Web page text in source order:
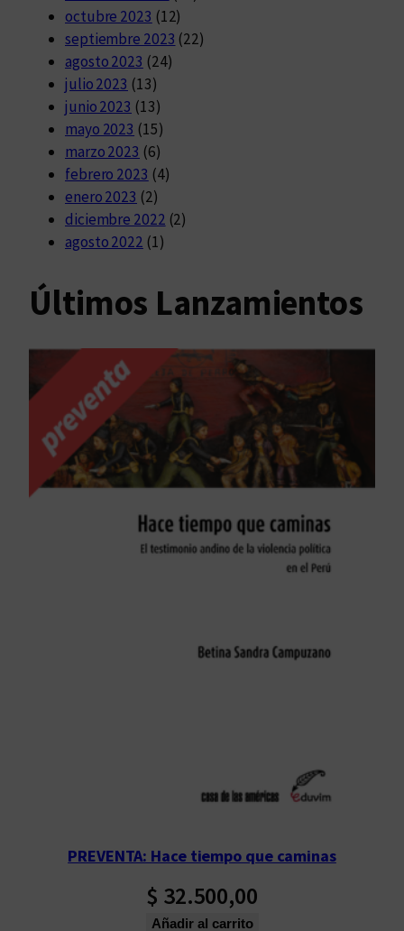
octubre 2023 (12)
septiembre 2023 (22)
agosto 2023 (24)
julio 2023 (13)
junio 2023 (13)
mayo 2023 (15)
marzo 2023 (6)
febrero 2023 (4)
enero 2023 (2)
diciembre 2022 (2)
agosto 2022 (1)
Últimos Lanzamientos
PREVENTA: Hace tiempo que caminas
$ 32.500,00
Añadir al carrito